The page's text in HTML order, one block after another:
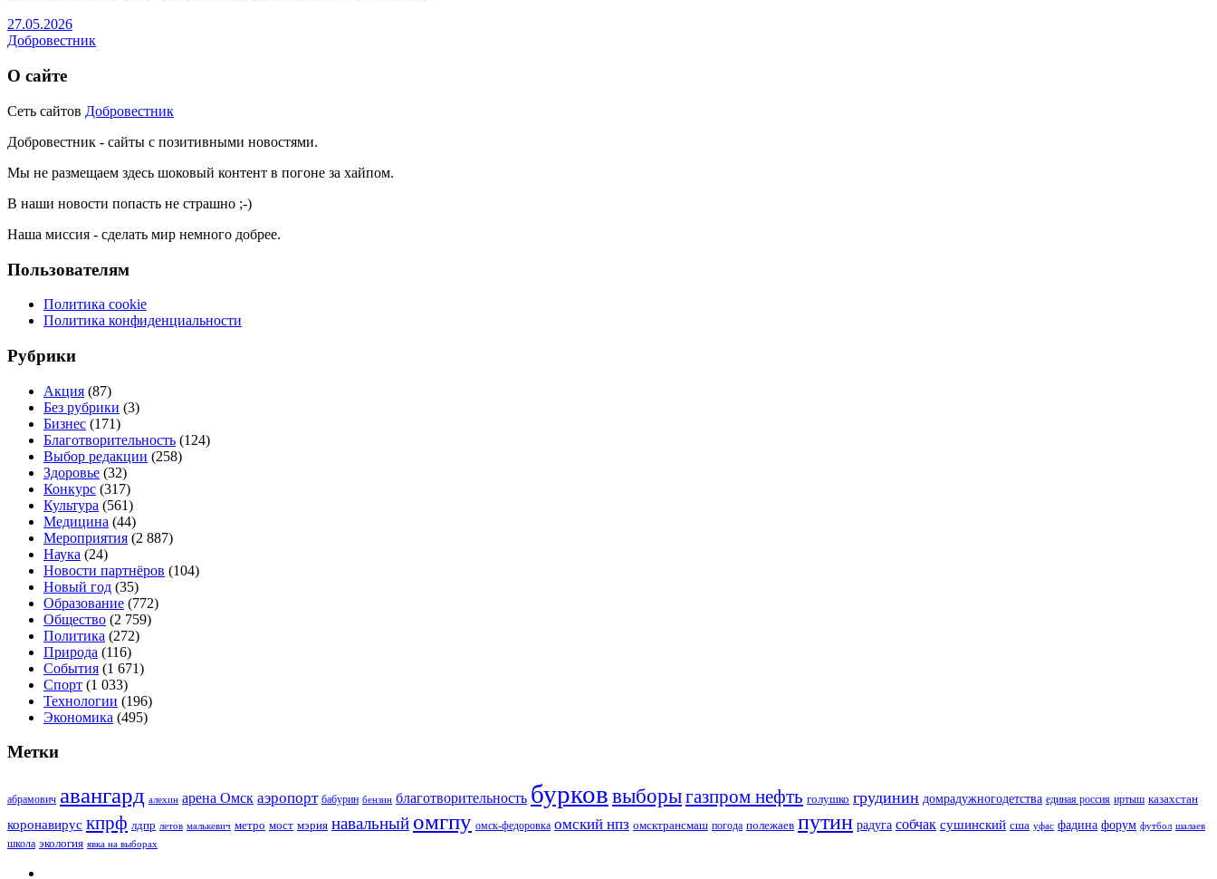
27.05.2026
Добровестник
О сайте
Сеть сайтов Добровестник
Добровестник - сайты с позитивными новостями.
Мы не размещаем здесь шоковый контент в погоне за хайпом.
В наши новости попасть не страшно ;-)
Наша миссия - сделать мир немного добрее.
Пользователям
Политика cookie
Политика конфиденциальности
Рубрики
Акция (87)
Без рубрики (3)
Бизнес (171)
Благотворительность (124)
Выбор редакции (258)
Здоровье (32)
Конкурс (317)
Культура (561)
Медицина (44)
Мероприятия (2 887)
Наука (24)
Новости партнёров (104)
Новый год (35)
Образование (772)
Общество (2 759)
Политика (272)
Природа (116)
События (1 671)
Спорт (1 033)
Технологии (196)
Экономика (495)
Метки
абрамович авангард алехин арена Омск аэропорт бабурин бензин благотворительность бурков выборыгазпром нефть голушко грудинин домрадужногодетства единая россия иртыш казахстан
коронавирус кпрф лдпр летов малькевич метро мост мэрия навальный омгпу омск-федоровка омский нпз омсктрансмаш погода полежаев путин радуга собчак сушинский сша уфас фадина форум футбол шалаев
школа экология явка на выборах